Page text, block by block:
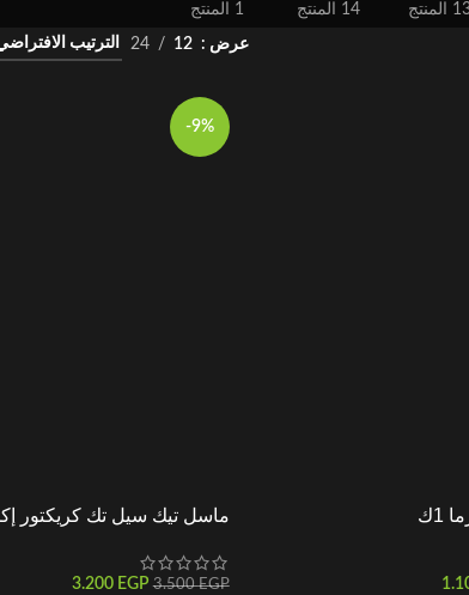
المنتج
14 المنتج
1 المنتج
عرض 12
24
1ك
-9%
ماسل تيك سيل تك كريكتور
3.500EGP
3.200 EGP